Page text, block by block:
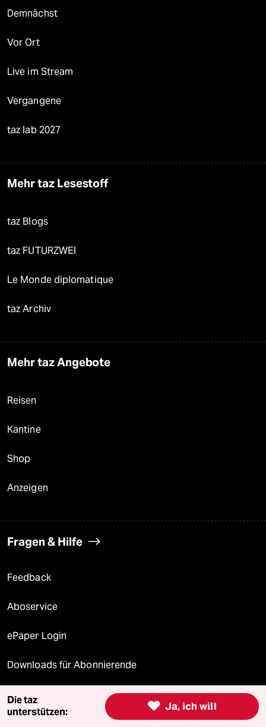
Demnächst
Vor Ort
Live im Stream
Vergangene
taz lab 2027
Mehr taz Lesestoff
taz Blogs
taz FUTURZWEI
Le Monde diplomatique
taz Archiv
Mehr taz Angebote
Reisen
Kantine
Shop
Anzeigen
Fragen & Hilfe
Feedback
Aboservice
ePaper Login
Downloads für Abonnierende
© 2026 taz Verlags und Vertriebs GmbH
 Ja, ich will
Die taz
unterstützen: